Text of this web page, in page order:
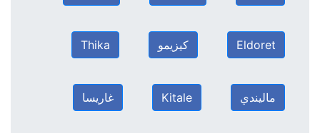
Eldoret كيزيمو Thika
ماليندي Kitale غاريسا